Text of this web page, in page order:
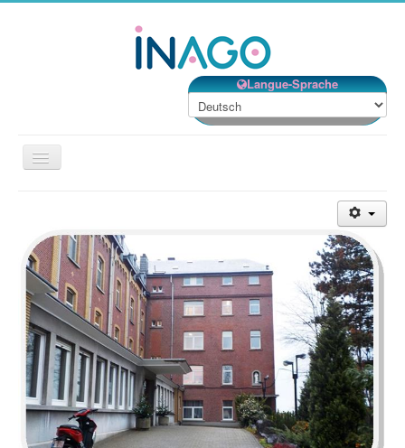
Langue-Sprache
Navigation
an/aus
Dienstleistungen
Lebensprojekt
Betreuung
Lage
Kontakt
Willkommen